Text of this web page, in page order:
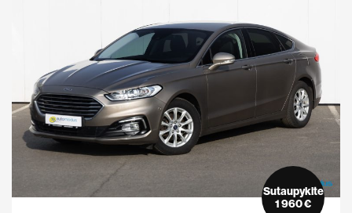
Sutaupykite
1 960 €